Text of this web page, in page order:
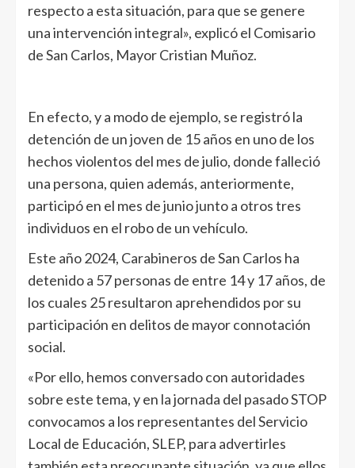
respecto a esta situación, para que se genere
una intervención integral», explicó el Comisario
de San Carlos, Mayor Cristian Muñoz.
En efecto, y a modo de ejemplo, se registró la
detención de un joven de 15 años en uno de los
hechos violentos del mes de julio, donde falleció
una persona, quien además, anteriormente,
participó en el mes de junio junto a otros tres
individuos en el robo de un vehículo.
Este año 2024, Carabineros de San Carlos ha
detenido a 57 personas de entre 14 y 17 años, de
los cuales 25 resultaron aprehendidos por su
participación en delitos de mayor connotación
social.
«Por ello, hemos conversado con autoridades
sobre este tema, y en la jornada del pasado STOP
convocamos a los representantes del Servicio
Local de Educación, SLEP, para advertirles